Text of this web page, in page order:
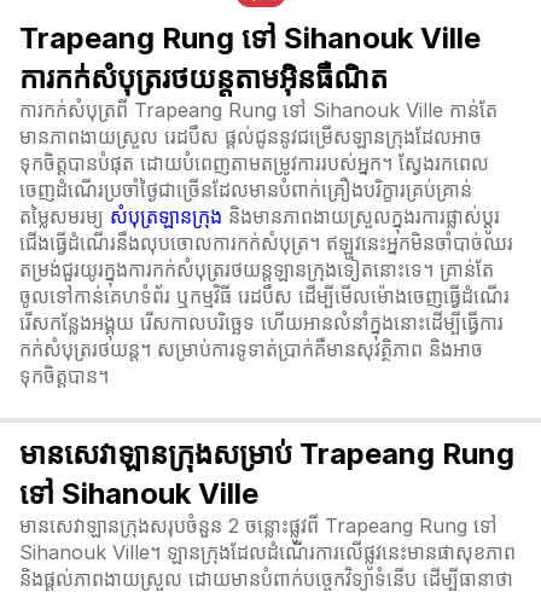
Trapeang Rung ទៅ Sihanouk Ville
ការកក់សំបុត្ររថយន្តតាមអ៊ិនធឺណិត
ការកក់សំបុត្រពី Trapeang Rung ទៅ Sihanouk Ville កាន់តែ
មានភាពងាយស្រួល រេដបឹស ផ្តល់ជូននូវជម្រើសឡានក្រុងដែលអាច
ទុកចិត្តបានបំផុត ដោយបំពេញតាមតម្រូវការរបស់អ្នក។ ស្វែងរកពេល
ចេញដំណើរប្រចាំថ្ងៃជាច្រើនដែលមានបំពាក់គ្រឿងបរិក្ខារគ្រប់គ្រាន់
តម្លៃសមរម្យ សំបុត្រឡានក្រុង និងមានភាពងាយស្រួលក្នុងរការផ្លាស់ប្ដូរ
ជើងធ្វើដំណើរនឹងលុបចោលការកក់សំបុត្រ។ ឥឡូវនេះអ្នកមិនចាំបាច់ឈរ
តម្រង់ជួរយូរក្នុងការកក់សំបុត្ររថយន្តឡានក្រុងទៀតនោះទេ។ គ្រាន់តែ
ចូលទៅកាន់គេហទំព័រ ឬកម្មវិធី រេដបឹស ដើម្បីមើលម៉ោងចេញធ្វើដំណើរ
រើសកន្លែងអង្គុយ រើសកាលបរិច្ឆេទ ហើយអានលំនាំក្នុងនោះដើម្បីធ្វើការ
កក់សំបុត្ររថយន្ត។ សម្រាប់ការទូទាត់ប្រាក់គឺមានសុវត្ថិភាព និងអាច
ទុកចិត្តបាន។
មានសេវាឡានក្រុងសម្រាប់ Trapeang Rung
ទៅ Sihanouk Ville
មានសេវាឡានក្រុងសរុបចំនួន 2 ចន្លោះផ្លូវពី Trapeang Rung ទៅ
Sihanouk Ville។ ឡានក្រុងដែលដំណើរការលើផ្លូវនេះមានផាសុខភាព
និងផ្តល់ភាពងាយស្រួល ដោយមានបំពាក់បច្ចេកវិទ្យាទំនើប ដើម្បីធានាថា